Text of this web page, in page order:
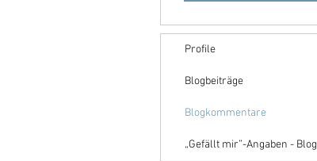
Profile
Blogbeiträge
Blogkommentare
„Gefällt mir”-Angaben - Blog